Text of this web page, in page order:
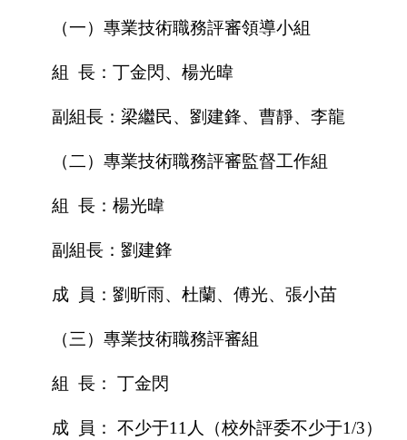
（一）專業技術職務評審領導小組
組 長：丁金閃、楊光暐
副組長：梁繼民、劉建鋒、曹靜、李龍
（二）專業技術職務評審監督工作組
組 長：楊光暐
副組長：劉建鋒
成 員：劉昕雨、杜蘭、傅光、張小苗
（三）專業技術職務評審組
組 長： 丁金閃
成 員： 不少于11人（校外評委不少于1/3）